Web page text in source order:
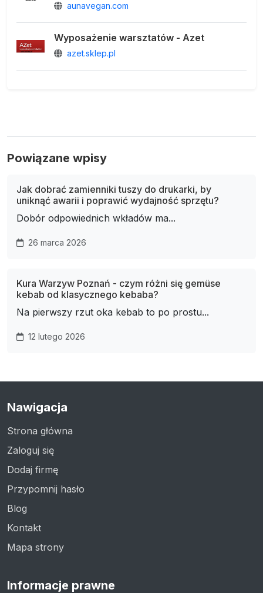
aunavegan.com
Wyposażenie warsztatów - Azet
azet.sklep.pl
Powiązane wpisy
Jak dobrać zamienniki tuszy do drukarki, by
uniknąć awarii i poprawić wydajność sprzętu?
Dobór odpowiednich wkładów ma...
26 marca 2026
Kura Warzyw Poznań - czym różni się gemüse
kebab od klasycznego kebaba?
Na pierwszy rzut oka kebab to po prostu...
12 lutego 2026
Nawigacja
Strona główna
Zaloguj się
Dodaj firmę
Przypomnij hasło
Blog
Kontakt
Mapa strony
Informacje prawne